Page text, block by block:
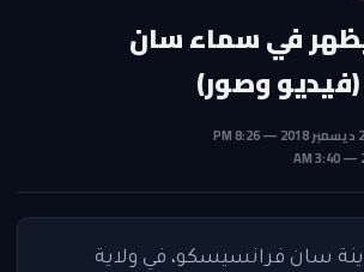
في سماء سان
وصور)
سان فرانسيسكو، في ولاية